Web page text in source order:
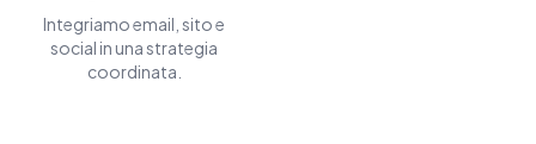
Integriamo email, sito e
social in una strategia
coordinata.